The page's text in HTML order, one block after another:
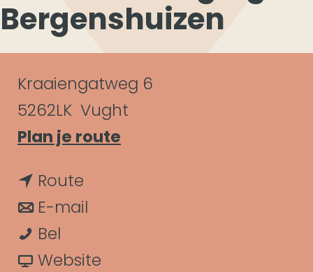
Bergenshuizen
C
o
n
t
a
c
t
Kraaiengatweg 6
5262LK Vught
Plan je route
Route
a
r
E-mail
a
Bel
e
Website